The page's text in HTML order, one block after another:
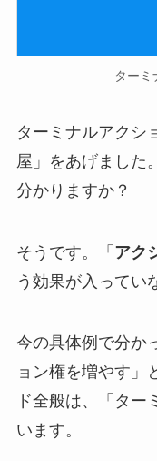
ターミ
ターミナルアクシ
屋」をあげました
分かりますか？
そうです。「 アク
う効果が入ってい
今の具体例で分か
ョン権を増やす」
ド全般は、「ター
います。